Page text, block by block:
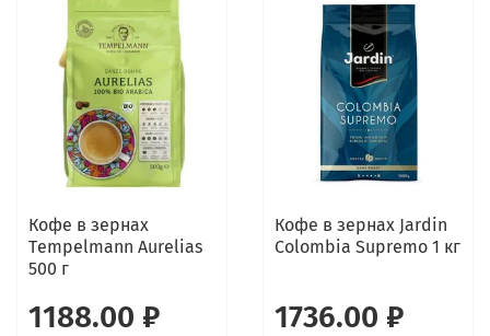
Кофе в зернах
Tеmpelmann Aurelias
500 г
1188.00 ₽
Кофе в зернах Jardin
Colombia Supremo 1 кг
1736.00 ₽